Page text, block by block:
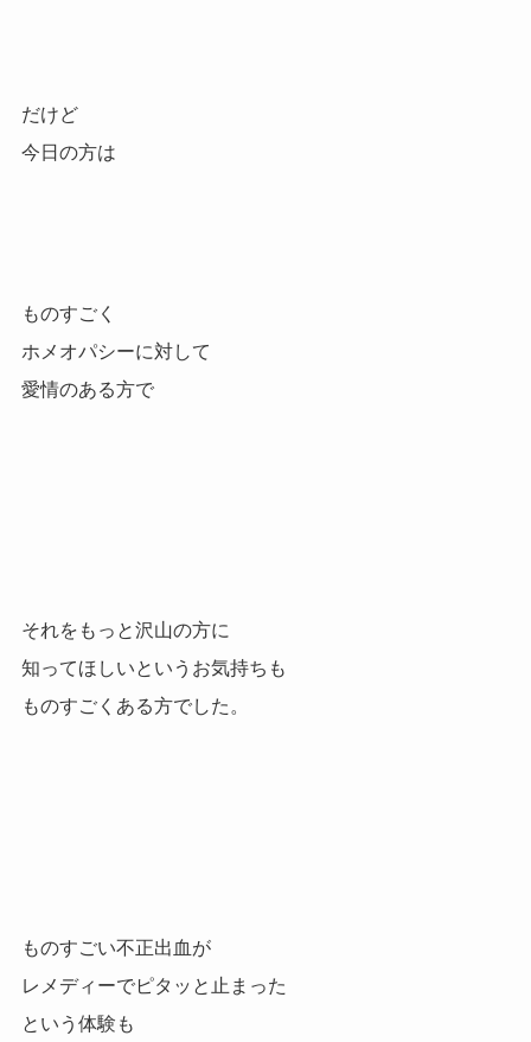
だけど
今日の方は
ものすごく
ホメオパシーに対して
愛情のある方で
それをもっと沢山の方に
知ってほしいというお気持ちも
ものすごくある方でした。
ものすごい不正出血が
レメディーでピタッと止まった
という体験も